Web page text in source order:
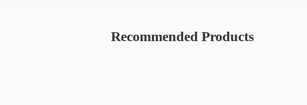
Recommended Products